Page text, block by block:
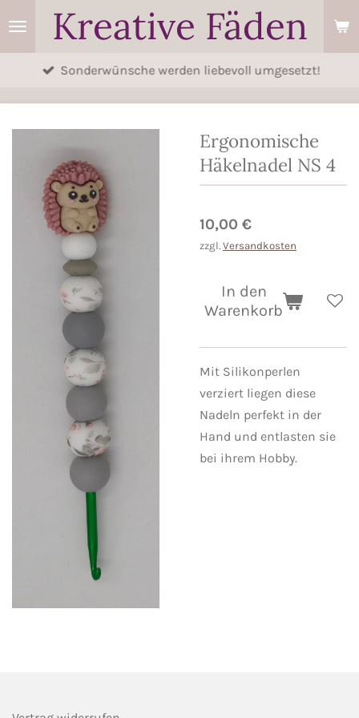
Zum
HauptinhaltKreative Fäden
Sonderwünsche werden liebevoll umgesetzt!
Ergonomische
Häkelnadel NS 4
10,00 €
zzgl. Versandkosten
In den
Warenkorb
Mit Silikonperlen
verziert liegen diese
Nadeln perfekt in der
Hand und entlasten sie
bei ihrem Hobby.